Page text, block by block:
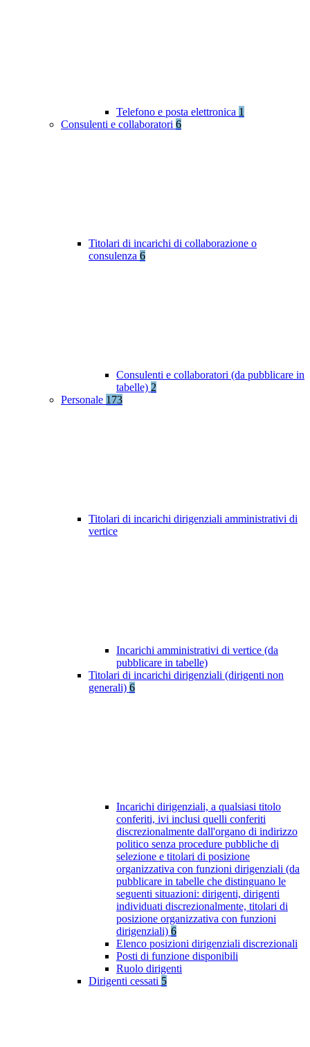
Telefono e posta elettronica 1
Consulenti e collaboratori 6
Titolari di incarichi di collaborazione o
consulenza 6
Consulenti e collaboratori (da pubblicare in
tabelle) 2
Personale 173
Titolari di incarichi dirigenziali amministrativi di
vertice
Incarichi amministrativi di vertice (da
pubblicare in tabelle)
Titolari di incarichi dirigenziali (dirigenti non
generali) 6
Incarichi dirigenziali, a qualsiasi titolo
conferiti, ivi inclusi quelli conferiti
discrezionalmente dall'organo di indirizzo
politico senza procedure pubbliche di
selezione e titolari di posizione
organizzativa con funzioni dirigenziali (da
pubblicare in tabelle che distinguano le
seguenti situazioni: dirigenti, dirigenti
individuati discrezionalmente, titolari di
posizione organizzativa con funzioni
dirigenziali) 6
Elenco posizioni dirigenziali discrezionali
Posti di funzione disponibili
Ruolo dirigenti
Dirigenti cessati 5